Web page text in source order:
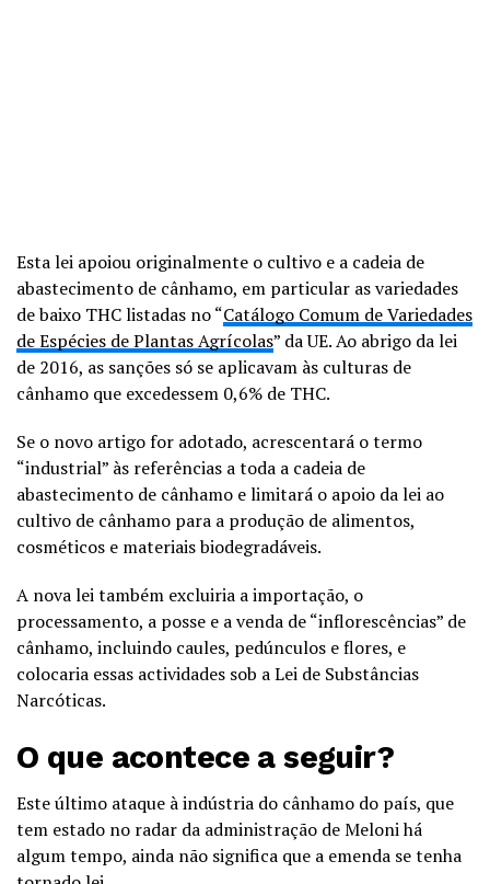
Esta lei apoiou originalmente o cultivo e a cadeia de
abastecimento de cânhamo, em particular as variedades
de baixo THC listadas no “Catálogo Comum de Variedades
de Espécies de Plantas Agrícolas” da UE. Ao abrigo da lei
de 2016, as sanções só se aplicavam às culturas de
cânhamo que excedessem 0,6% de THC.
Se o novo artigo for adotado, acrescentará o termo
“industrial” às referências a toda a cadeia de
abastecimento de cânhamo e limitará o apoio da lei ao
cultivo de cânhamo para a produção de alimentos,
cosméticos e materiais biodegradáveis.
A nova lei também excluiria a importação, o
processamento, a posse e a venda de “inflorescências” de
cânhamo, incluindo caules, pedúnculos e flores, e
colocaria essas actividades sob a Lei de Substâncias
Narcóticas.
O que acontece a seguir?
Este último ataque à indústria do cânhamo do país, que
tem estado no radar da administração de Meloni há
algum tempo, ainda não significa que a emenda se tenha